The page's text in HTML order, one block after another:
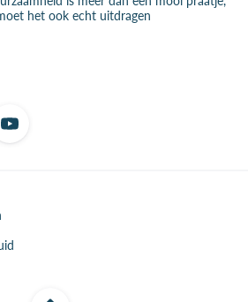
het ook echt uitdragen